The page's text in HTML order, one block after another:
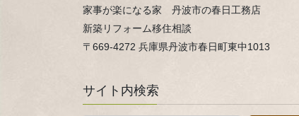
家事が楽になる家 丹波市の春日工務店
新築リフォーム移住相談
〒669-4272 兵庫県丹波市春日町東中1013
サイト内検索